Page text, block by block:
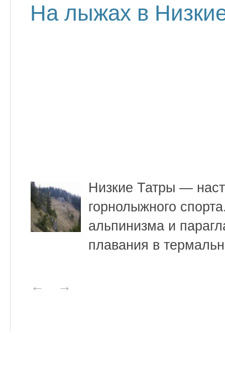
На лыжах в
Низкие Татры —
горнолыжного
альпинизма и
плавания в
← →